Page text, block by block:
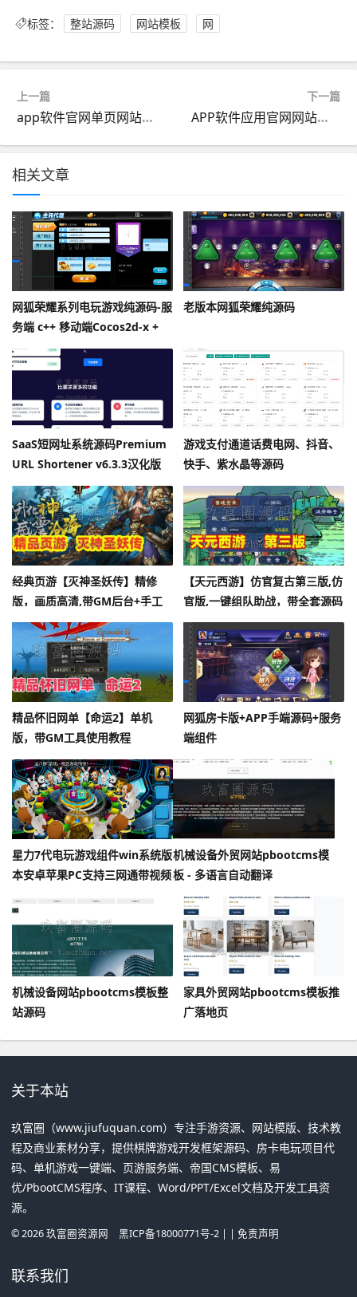
标签： 整站源码 网站模板 网
上一篇
app软件官网单页网站模板整站源码
下一篇
APP软件应用官网网站模板整站源码
相关文章
网狐荣耀系列电玩游戏纯源码-服
务端 c++ 移动端Cocos2d-x +
Lua
老版本网狐荣耀纯源码
SaaS短网址系统源码Premium
URL Shortener v6.3.3汉化版
游戏支付通道话费电网、抖音、
快手、紫水晶等源码
经典页游【灭神圣妖传】精修
版，画质高清,带GM后台+手工
外网端架设教程
【天元西游】仿官复古第三版,仿
官版,一键组队助战，带全套源码
+玩法攻略+局域外网架设教程
精品怀旧网单【命运2】单机
版，带GM工具使用教程
网狐房卡版+APP手端源码+服务
端组件
星力7代电玩游戏组件win系统版
本安卓苹果PC支持三网通带视频
机械设备外贸网站pbootcms模
板 - 多语言自动翻译
机械设备网站pbootcms模板整
站源码
家具外贸网站pbootcms模板推
广落地页
关于本站
玖富圈（www.jiufuquan.com）专注手游资源、网站模版、技术教
程及商业素材分享，提供棋牌游戏开发框架源码、房卡电玩项目代
码、单机游戏一键端、页游服务端、帝国CMS模板、易
优/PbootCMS程序、IT课程、Word/PPT/Excel文档及开发工具资
源。
©2026玖富圈资源网 黑ICP备18000771号-2| | 免责声明
联系我们